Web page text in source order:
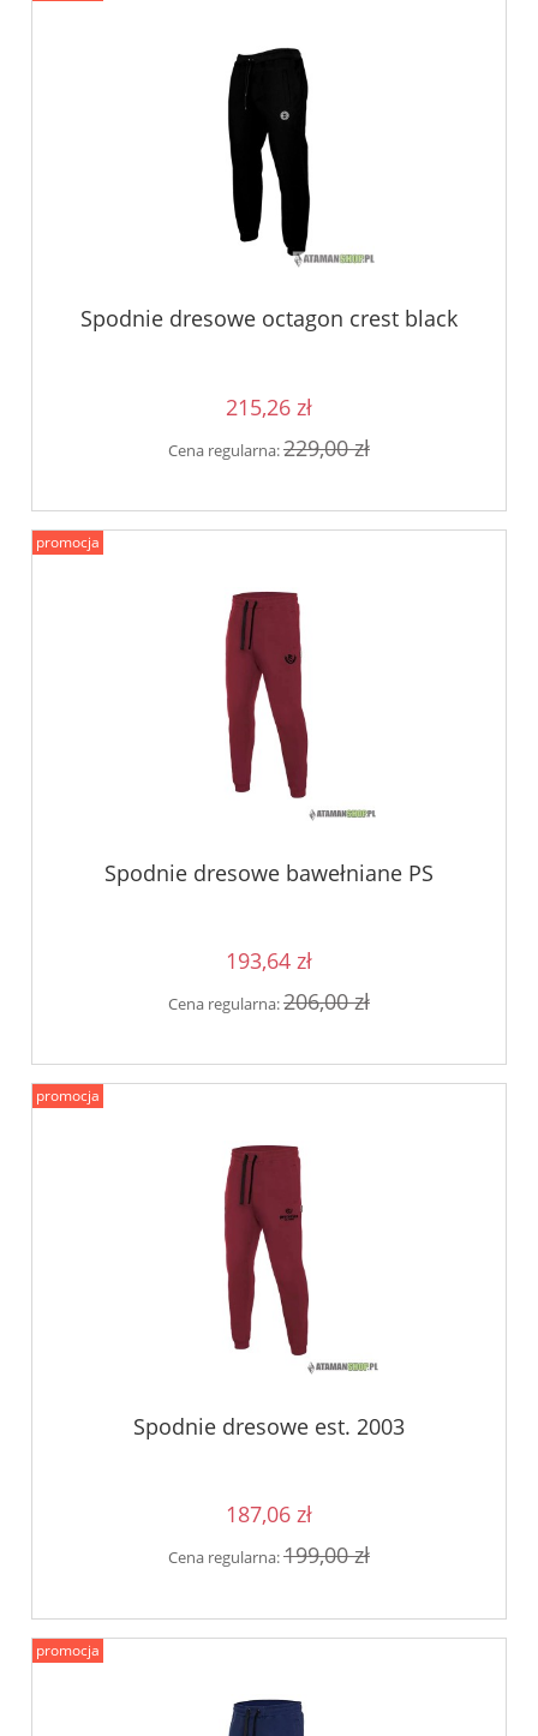
Spodnie dresowe octagon crest black
215,26 zł
Cena regularna:229,00 zł
Spodnie dresowe bawełniane PS
193,64 zł
Cena regularna:206,00 zł
promocja
Spodnie dresowe est. 2003
187,06 zł
Cena regularna:199,00 zł
promocja
promocja